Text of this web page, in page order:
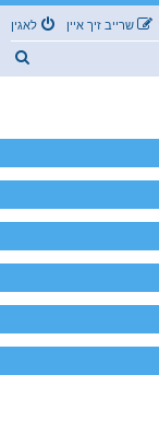
לאגין שרייב זיך איין